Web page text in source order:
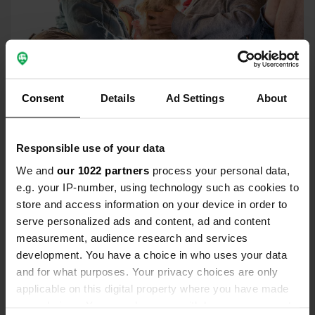
Consent Details Ad Settings About
Responsible use of your data
We and our 1022 partners process your personal data,
e.g. your IP-number, using technology such as cookies to
store and access information on your device in order to
serve personalized ads and content, ad and content
measurement, audience research and services
development. You have a choice in who uses your data
and for what purposes. Your privacy choices are only
applicable on this digital property where you have made
✅ 2 million de camping-caristes
vous font part de leurs conseils et
de leurs expériences
Campercontact est pour et par une community de plus